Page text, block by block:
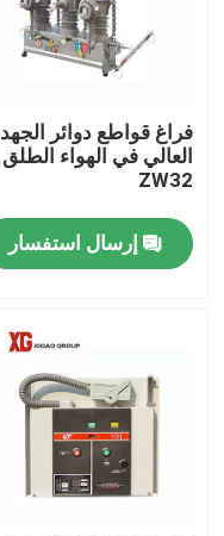
منزل، بيت
منتجات
معلومات عنا
جولة في المعمل
مراقبة الجودة
اتصل بنا
فراغ قواطع دوائر الجهد
العالي في الهواء الطلق
ZW32
إرسال استفسار